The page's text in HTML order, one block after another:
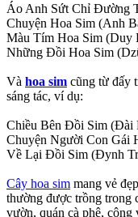
Áo Anh Sứt Chỉ Đường
Chuyện Hoa Sim (Anh
Màu Tím Hoa Sim (Duy
Những Đồi Hoa Sim
Và hoa sim cũng từ đấy
sáng tác, ví dụ:
Chiều Bên Đồi Sim (Đài
Chuyện Người Con Gái
Về Lại Đồi Sim (Đynh
Cây hoa sim mang vẻ
thường được trồng trong
vườn, quán cà phê, công